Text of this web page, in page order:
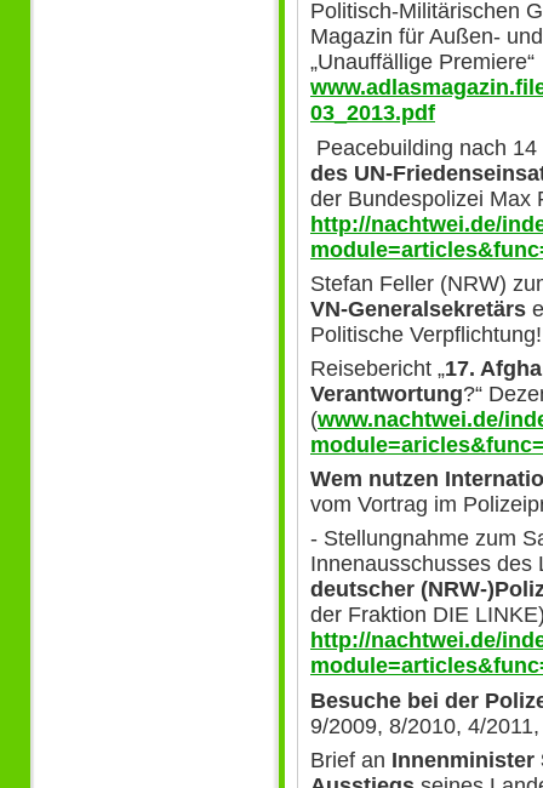
Politisch-Militärischen
Magazin für Außen-
„Unauffällige Premiere“
03_2013.pdf
Peacebuilding nach
des UN-
der Bundespolizei Max
http://nachtwei.de/
Stefan Feller (NRW)
VN-Generalsekretärs
Politische Verpflichtung!
Reisebericht „17.
Verantwortung?“
(www.nachtwei.de/
Wem nutzen
vom Vortrag im
- Stellungnahme zum
Innenausschusses des
deutscher (NRW-
der Fraktion DIE
http://nachtwei.de/
Besuche bei der
9/2009, 8/2010, 4/
Brief an Innenminister